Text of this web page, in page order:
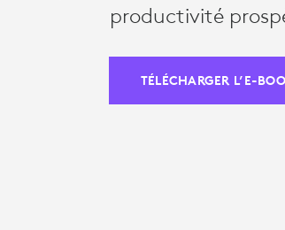
productivité
TÉLÉCHARGER L’E-